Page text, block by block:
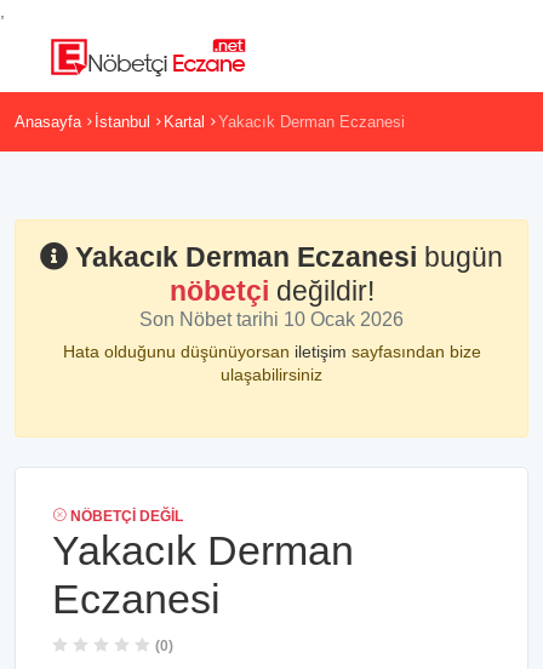
Anasayfa İstanbul Kartal Yakacık Derman Eczanesi
Yakacık Derman Eczanesi bugün
nöbetçi değildir!
Son Nöbet tarihi 10 Ocak 2026
Hata olduğunu düşünüyorsan iletişim sayfasından bize
ulaşabilirsiniz
NÖBETÇI DEĞIL
Yakacık Derman
Eczanesi
(0)